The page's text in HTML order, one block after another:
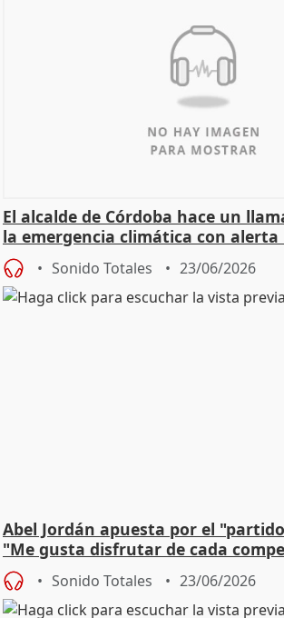
El alcalde de Córdoba hace un
la emergencia climática con
Sonido Totales 23/06/2026
Abel Jordán apuesta por el
"Me gusta disfrutar de cada
Sonido Totales 23/06/2026